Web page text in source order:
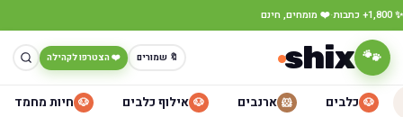
·❤️ מומחים, חינם
🐾
shix 🔖 שמורים ❤️ הצטרפו לקהילה
🐶 כלבים 🐹 ארנבים 🐶 אילוף כלבים 🐶 חיות מחמד